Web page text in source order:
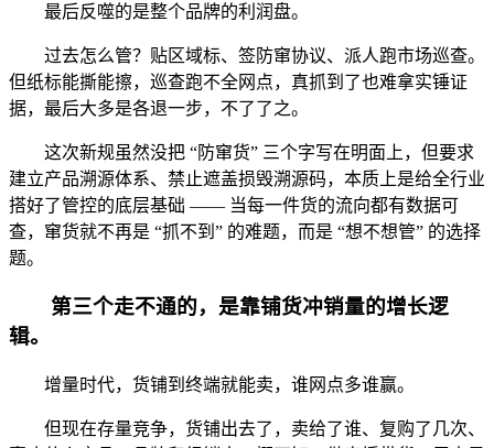
最后反噬的是整个品牌的利润盘。
过去怎么管？贴区域标、签防窜协议、派人跑市场巡查。
但纸标能撕能擦，巡查跑不全网点，真抓到了也难拿实锤证
据，最后大多是各退一步，不了了之。
这次新规虽然没把 “防窜货” 三个字写在明面上，但要求
建立产品溯源体系、禁止遮盖损毁溯源码，本质上是给全行业
搭好了管控的底层基础 —— 当每一件货的流向都有数据可
查，窜货就不再是 “抓不到” 的难题，而是 “想不想管” 的选择
题。
第三个走不通的，是靠铺货冲销量的增长逻
辑。
增量时代，货铺到终端就能卖，谁网点多谁赢。
但现在存量竞争，货铺出去了，卖给了谁、复购了几次、